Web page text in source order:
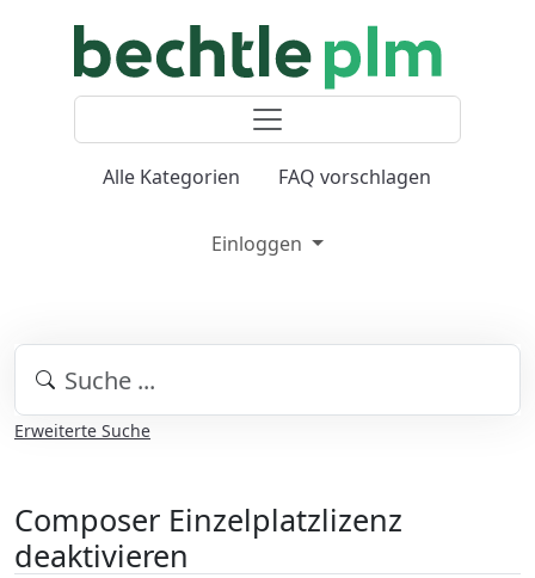
Alle Kategorien FAQ vorschlagen
Einloggen
Erweiterte Suche
Composer Einzelplatzlizenz
deaktivieren